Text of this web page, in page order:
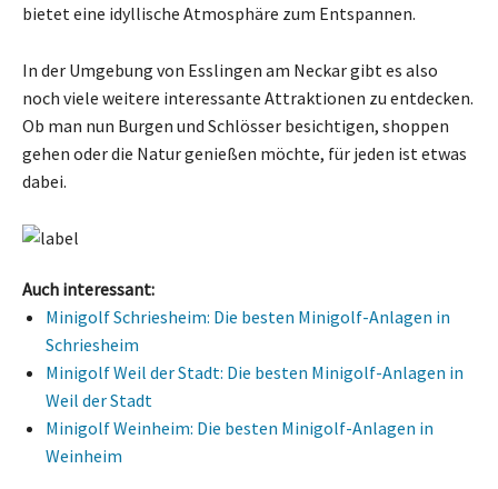
bietet eine idyllische Atmosphäre zum Entspannen.
In der Umgebung von Esslingen am Neckar gibt es also
noch viele weitere interessante Attraktionen zu entdecken.
Ob man nun Burgen und Schlösser besichtigen, shoppen
gehen oder die Natur genießen möchte, für jeden ist etwas
dabei.
Auch interessant:
Minigolf Schriesheim: Die besten Minigolf-Anlagen in
Schriesheim
Minigolf Weil der Stadt: Die besten Minigolf-Anlagen in
Weil der Stadt
Minigolf Weinheim: Die besten Minigolf-Anlagen in
Weinheim